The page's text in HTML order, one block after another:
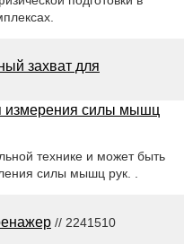
захват для
измерения силы мышц
технике и может быть
силы мышц рук. .
// 2241510